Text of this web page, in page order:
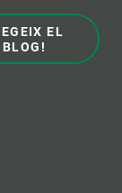
EL
BLOG!